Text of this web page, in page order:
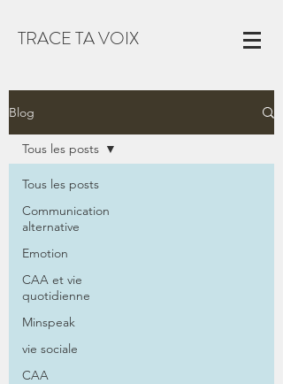
TRACE TA VOIX
Blog
Tous les posts
Communication
alternative
Emotion
CAA et vie
quotidienne
Minspeak
vie sociale
CAA
Tous les posts